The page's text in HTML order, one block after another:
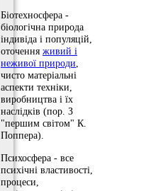
Біотехносфера -
біологічна природа
індивіда і популяцій,
оточення живий і
неживої природи,
чисто матеріальні
аспекти техніки,
виробництва і їх
наслідків (пор. З
"першим світом" К.
Поппера).
Психосфера - все
психічні властивості,
процеси,